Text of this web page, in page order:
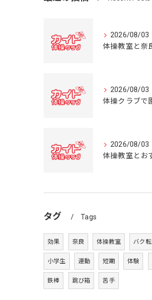
2026/08/03
2026/08/03
2026/08/03
タグ Tags
効果 奈良 体操教室 バク転
小学生 運動 短期 体験
鉄棒 跳び箱 苦手